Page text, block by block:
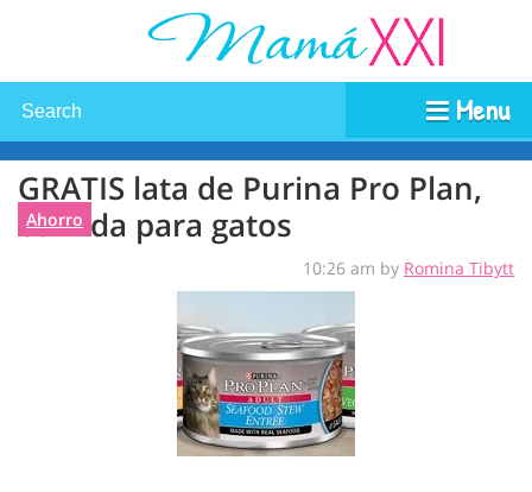
Menu
GRATIS lata de Purina Pro Plan,
comida para gatos
Ahorro
10:26 am by Romina Tibytt